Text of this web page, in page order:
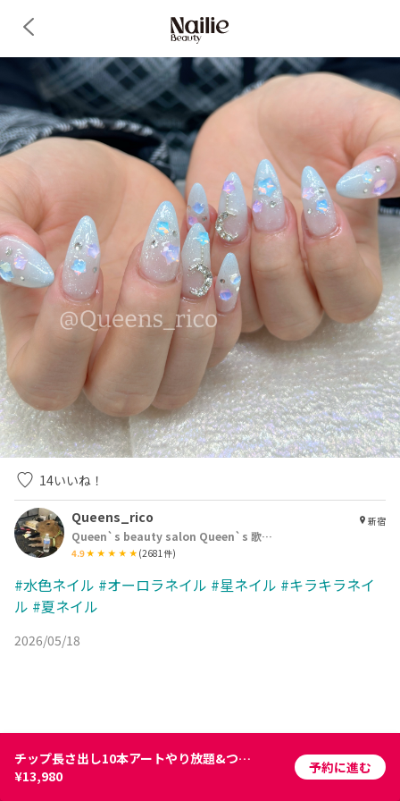
14いいね！
Queens_rico
Queen`s beauty salon Queen`s 歌舞伎町店
4.9 (2681件)
新宿
#水色ネイル #オーロラネイル #星ネイル #キラキラネイ
ル #夏ネイル
2026/05/18
チップ長さ出し10本アートやり放題&つけ放題￥15980→￥13980
¥13,980
予約に進む